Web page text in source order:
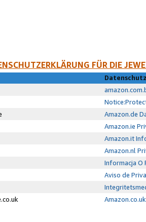
FÜR DIE
Amazon.de
Amazon.ie
Amazon.it
Amazon.nl
Informacja O
Aviso de